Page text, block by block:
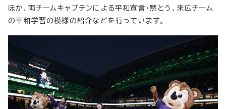
ほか、両チームキャプテンによる平和宣言・黙とう、来広チーム
の平和学習の模様の紹介などを行っています。